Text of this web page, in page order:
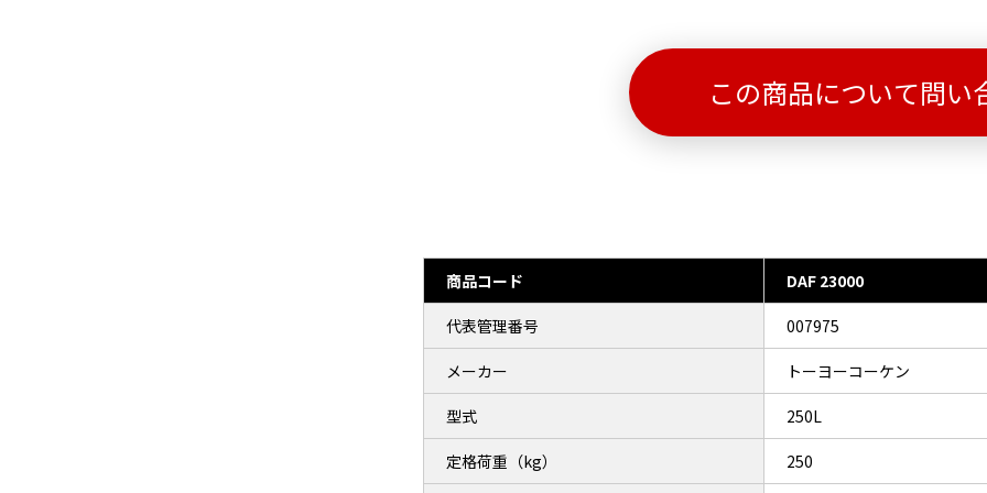
この商品について問い
商品コード DAF 23000
代表管理番号 007975
メーカー トーヨーコーケン
型式 250L
定格荷重（kg） 250